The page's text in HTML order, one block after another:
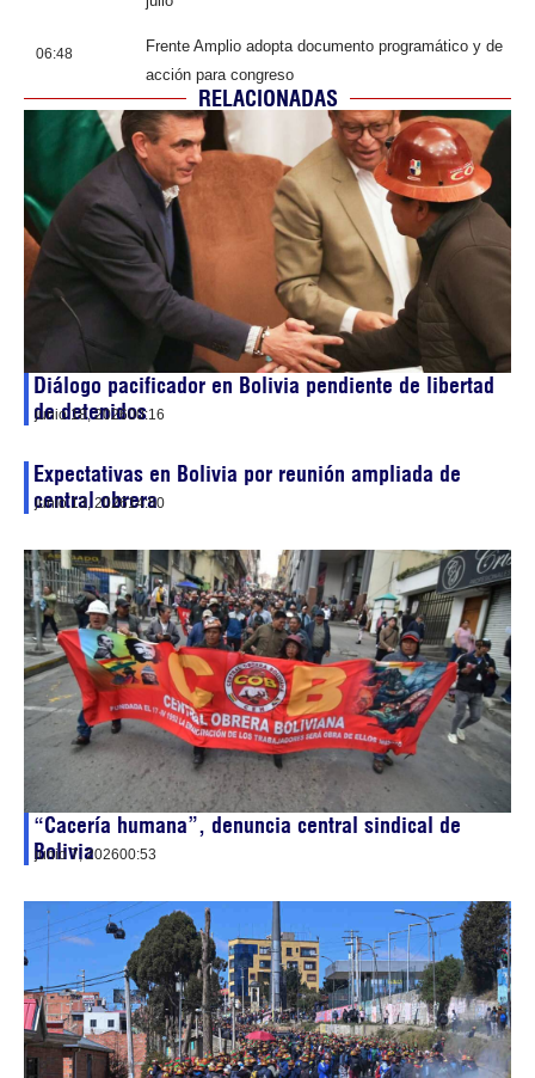
06:48
Frente Amplio adopta documento programático y de
acción para congreso
RELACIONADAS
Diálogo pacificador en Bolivia pendiente de libertad
de detenidos
junio 18, 202600:16
Expectativas en Bolivia por reunión ampliada de
central obrera
junio 13, 202614:50
“Cacería humana”, denuncia central sindical de
Bolivia
junio 7, 202600:53